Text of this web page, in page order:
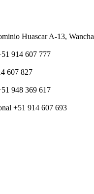
Huascar A-13,
914 607 777
607 827
948 369 617
+51 914 607 693